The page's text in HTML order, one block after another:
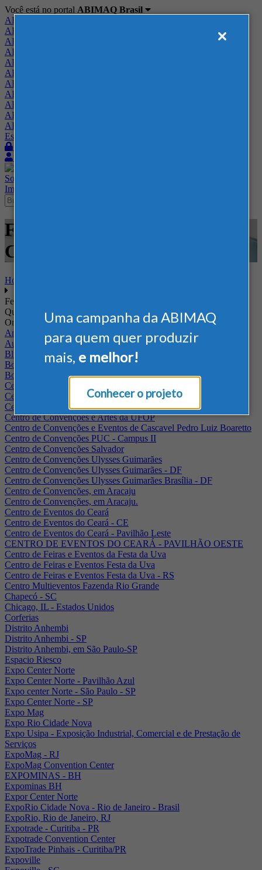
Uma campanha da ABIMAQ
para quem quer produzir
mais, e melhor!
Conhecer o projeto
Você está no portal ABIMAQ Brasil
ABIMAQ Brasil
ABIMAQ Minas Gerais
ABIMAQ Norte-Nordeste
ABIMAQ Paraná
ABIMAQ Piracicaba
ABIMAQ Ribeirão Preto
ABIMAQ Rio de Janeiro
ABIMAQ Rio Grande do Sul
ABIMAQ Santa Catarina
ABIMAQ São Paulo
ABIMAQ Vale do Paraíba
Escritório de Relações Governamentais
Sobre
Imprensa
Feiras - Transamerica Expo
Center - SP - Tecnologia
Home
Feiras
Quando
Onde
Arena Jaguariuna
Auditório Albano Franco - FIEPA
Blumenau - SC
BolognaFiere
Boulevard Olimpico - RJ
Centro Internacional de Convenções do Brasil, em Brasília
Centro de Convenções - SE
Centro de Convenções de Pernambuco - PE
Centro de Convenções e Artes da UFOP
Centro de Convenções e Eventos de Cascavel Pedro Luiz Boaretto
Centro de Convenções PUC - Campus II
Centro de Convenções Salvador
Centro de Convenções Ulysses Guimarães
Centro de Convenções Ulysses Guimarães - DF
Centro de Convenções Ulysses Guimarães Brasília - DF
Centro de Convenções, em Aracaju
Centro de Convenções, em Aracaju.
Centro de Eventos do Ceará
Centro de Eventos do Ceará - CE
Centro de Eventos do Ceará - Pavilhão Leste
CENTRO DE EVENTOS DO CEARÁ - PAVILHÃO OESTE
Centro de Feiras e Eventos da Festa da Uva
Centro de Feiras e Eventos Festa da Uva
Centro de Feiras e Eventos Festa da Uva - RS
Centro Multieventos Fazenda Rio Grande
Chapecó - SC
Chicago, IL - Estados Unidos
Corferias
Distrito Anhembi
Distrito Anhembi - SP
Distrito Anhembi, em São Paulo-SP
Espacio Riesco
Expo Center Norte
Expo Center Norte - Pavilhão Azul
Expo center Norte - São Paulo - SP
Expo Center Norte - SP
Expo Mag
Expo Rio Cidade Nova
Expo Usipa - Exposição Industrial, Comercial e de Prestação de
Serviços
ExpoMag - RJ
ExpoMag Convention Center
EXPOMINAS - BH
Expominas BH
Expor Center Norte
ExpoRio Cidade Nova - Rio de Janeiro - Brasil
ExpoRio, Rio de Janeiro, RJ
Expotrade - Curitiba - PR
Expotrade Convention Center
ExpoTrade Pinhais - Curitiba/PR
Expoville